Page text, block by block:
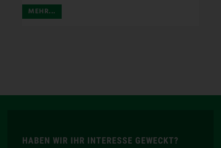
MEHR...
HABEN WIR IHR INTERESSE GEWECKT?